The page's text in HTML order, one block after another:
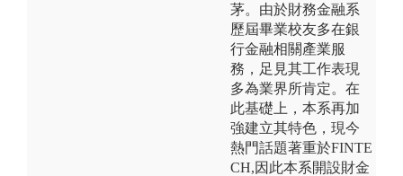
茅。由於財務金融系
歷屆畢業校友多在銀
行金融相關產業服
務，足見其工作表現
多為業界所肯定。在
此基礎上，本系再加
強建立其特色，現今
熱門話題著重於FINTE
CH,因此本系開設財金